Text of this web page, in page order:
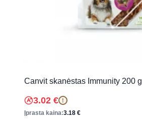
Canvit skanėstas Immunity 200 g
3.02 € !
Įprasta kaina:3.18 €